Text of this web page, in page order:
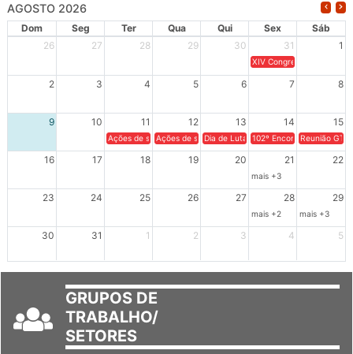
AGOSTO 2026
Dom Seg Ter Qua Qui Sex
Sáb
26
27 28 29 30 31 1
XIV Congresso Brasileiro
2 3 4 5 6 7 8
9 10 11 12 13 14 15
Ações de solidariedade a Cuba no Rio Grande do Sul - 100
Ações de solidariedade a Cuba no Rio Grande do
Dia de Luta em Defesa de Cuba e da
102º Encontro da
Reunião
16 17 18 19 20 21 22
mais +3
23 24 25 26 27 28 29
mais +2 mais +3
30 31 1 2 3 4 5
GRUPOS DE
TRABALHO/
SETORES